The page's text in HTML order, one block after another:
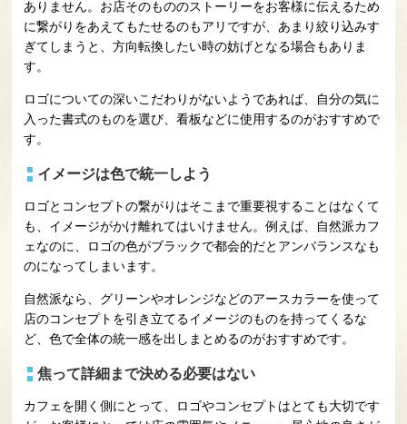
ありません。お店そのもののストーリーをお客様に伝えるため
に繋がりをあえてもたせるのもアリですが、あまり絞り込みす
ぎてしまうと、方向転換したい時の妨げとなる場合もありま
す。
ロゴについての深いこだわりがないようであれば、自分の気に
入った書式のものを選び、看板などに使用するのがおすすめで
す。
イメージは色で統一しよう
ロゴとコンセプトの繋がりはそこまで重要視することはなくて
も、イメージがかけ離れてはいけません。例えば、自然派カフ
ェなのに、ロゴの色がブラックで都会的だとアンバランスなも
のになってしまいます。
自然派なら、グリーンやオレンジなどのアースカラーを使って
店のコンセプトを引き立てるイメージのものを持ってくるな
ど、色で全体の統一感を出しまとめるのがおすすめです。
焦って詳細まで決める必要はない
カフェを開く側にとって、ロゴやコンセプトはとても大切です